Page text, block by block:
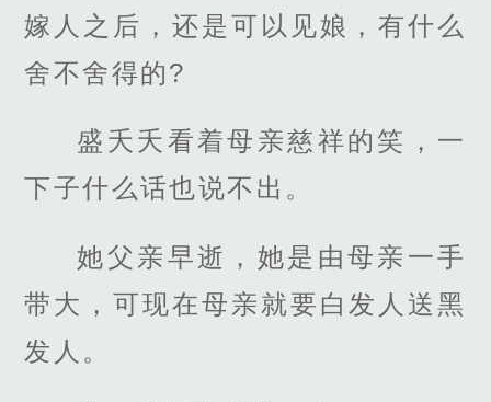
嫁人之后，还是可以见娘，有什么
舍不舍得的?
盛夭夭看着母亲慈祥的笑，一
下子什么话也说不出。
她父亲早逝，她是由母亲一手
带大，可现在母亲就要白发人送黑
发人。